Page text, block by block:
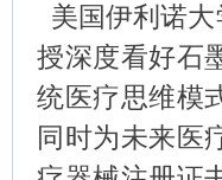
美国伊利诺
授深度看好石
统医疗思维模
同时为未来医